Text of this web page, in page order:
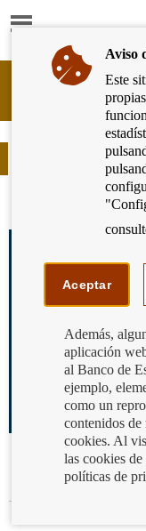
Mostrar
Cliente
Bancario
Banco
España
El universo financiero:
12/05/2020Comisiones
Aviso
Este
Aceptar
Además,
aplicación
al Banco de
ejemplo,
como un
contenidos
cookies. Al
las cookies
políticas de